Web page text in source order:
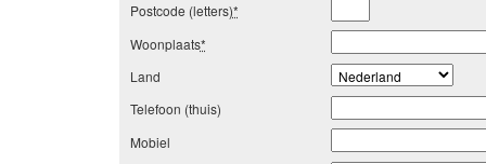
Postcode (letters)*
Woonplaats*
Land
Telefoon (thuis)
Mobiel